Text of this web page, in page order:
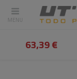
Atrás Inicio
63,39 €